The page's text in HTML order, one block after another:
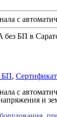
с
без БП в
БП,
с
напряжения и